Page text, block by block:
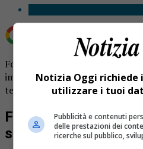
Aggiungi Notizia Oggi.it
Fondazione Buonanno W la
importante progetto: borse di
territorio.
Fondazione
suo cuore
Notizia Oggi richiede
utilizzare i tuoi
Pubblicità e contenuti
delle prestazioni dei
ricerche sul pubblico,